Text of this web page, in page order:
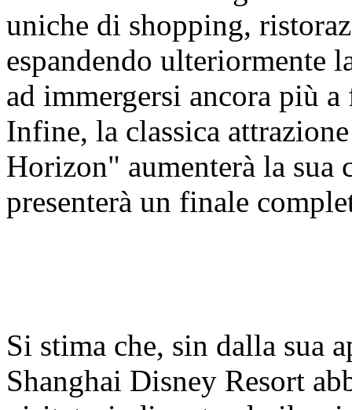
uniche di shopping,
espandendo ulteriormente
ad immergersi ancora più
Infine, la classica
Horizon" aumenterà la sua
presenterà un finale
Si stima che, sin dalla sua
Shanghai Disney Resort